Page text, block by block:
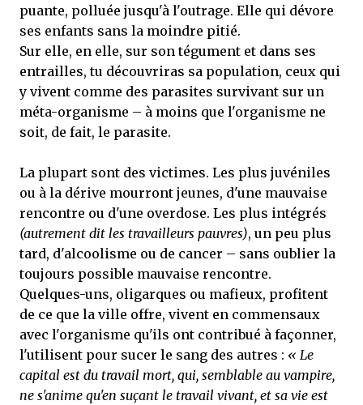
puante, polluée jusqu'à l'outrage. Elle qui dévore
ses enfants sans la moindre pitié.
Sur elle, en elle, sur son tégument et dans ses
entrailles, tu découvriras sa population, ceux qui
y vivent comme des parasites survivant sur un
méta-organisme – à moins que l'organisme ne
soit, de fait, le parasite.
La plupart sont des victimes. Les plus juvéniles
ou à la dérive mourront jeunes, d'une mauvaise
rencontre ou d'une overdose. Les plus intégrés
(autrement dit les travailleurs pauvres), un peu plus
tard, d'alcoolisme ou de cancer – sans oublier la
toujours possible mauvaise rencontre.
Quelques-uns, oligarques ou mafieux, profitent
de ce que la ville offre, vivent en commensaux
avec l'organisme qu'ils ont contribué à façonner,
l'utilisent pour sucer le sang des autres : « Le
capital est du travail mort, qui, semblable au vampire,
ne s'anime qu'en suçant le travail vivant, et sa vie est